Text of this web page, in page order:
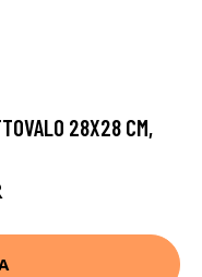
28X28 CM,